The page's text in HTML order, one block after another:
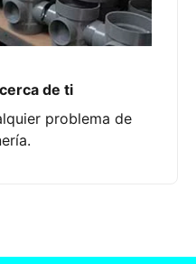
de ti
problema de